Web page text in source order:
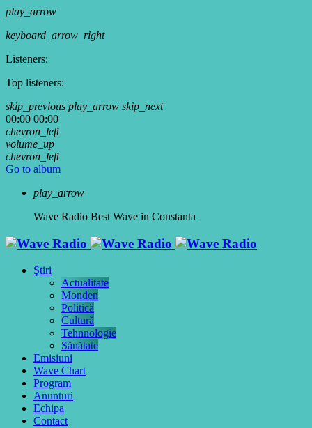
play_arrow
keyboard_arrow_right
Listeners:
Top listeners:
skip_previous play_arrow skip_next
00:00 00:00
chevron_left
volume_up
chevron_left
Go to album
play_arrow
Wave Radio Best Wave in Constanta
Ştiri
Actualitate
Monden
Politică
Cultură
Tehnnologie
Sănătate
Emisiuni
Wave Chart
Program
Anunturi
Echipa
Contact